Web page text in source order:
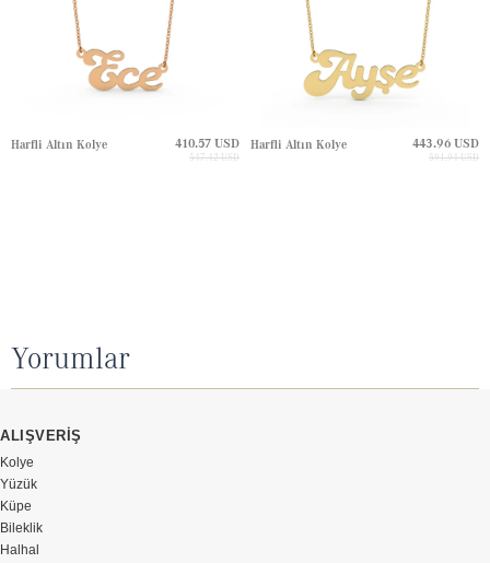
Harfli Altın Kolye 410.57 USD
547.42 USD
Harfli Altın Kolye 443.96 USD
591.94 USD
Yorumlar
ALIŞVERİŞ
Kolye
Yüzük
Küpe
Bileklik
Halhal